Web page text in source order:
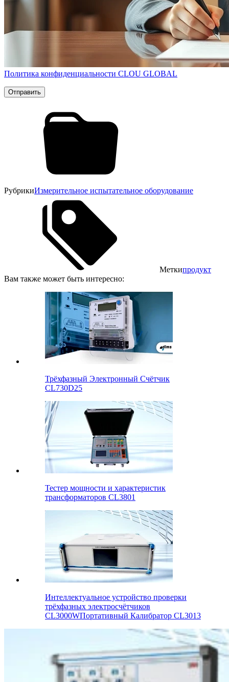
Политика конфиденциальности CLOU GLOBAL
РубрикиИзмерительное испытательное оборудование
Меткипродукт
Вам также может быть интересно:
Трёхфазный Электронный Счётчик
CL730D25
Тестер мощности и характеристик
трансформаторов CL3801
Интеллектуальное устройство проверки
трёхфазных электросчётчиков
CL3000WПортативный Калибратор CL3013